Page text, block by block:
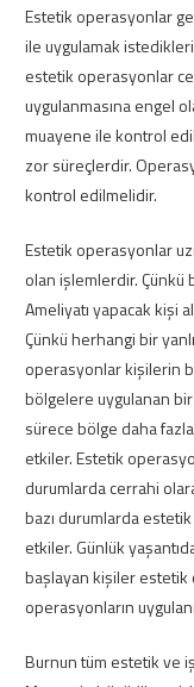
Estetik operasyonlar
ile uygulamak
estetik operasyonlar
uygulanmasına engel
muayene ile kontrol
zor süreçlerdir.
kontrol edilmelidir.
Estetik operasyonlar
olan işlemlerdir.
Ameliyatı yapacak kişi
Çünkü herhangi bir
operasyonlar kişilerin
bölgelere uygulanan bir
sürece bölge daha
etkiler. Estetik
durumlarda cerrahi
bazı durumlarda
etkiler. Günlük
başlayan kişiler estetik
operasyonların
Burnun tüm estetik ve